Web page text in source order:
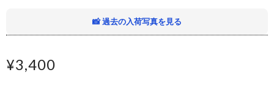
📸 過去の入荷写真を見る
¥3,400